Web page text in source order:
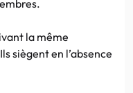
la même
siègent en l’absence